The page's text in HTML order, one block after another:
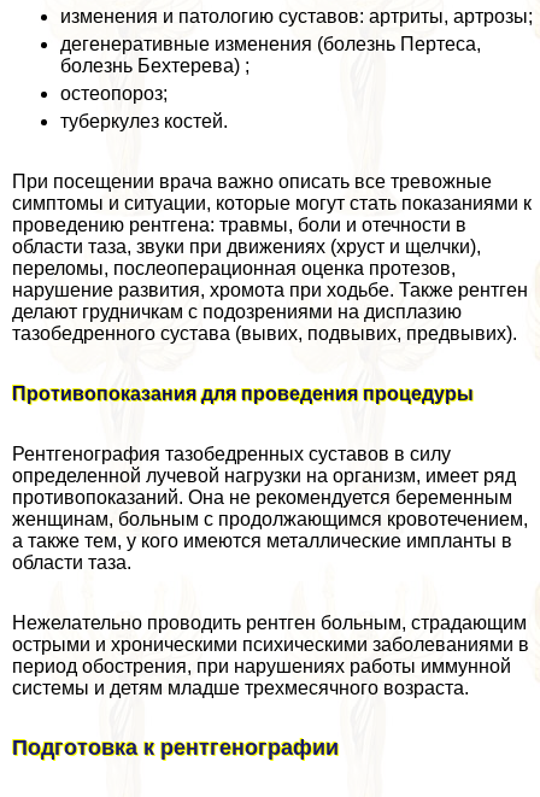
изменения и патологию суставов: артриты, артрозы;
дегенеративные изменения (болезнь Пертеса,
болезнь Бехтерева) ;
остеопороз;
туберкулез костей.
При посещении врача важно описать все тревожные
симптомы и ситуации, которые могут стать показаниями к
проведению рентгена: травмы, боли и отечности в
области таза, звуки при движениях (хруст и щелчки),
переломы, послеоперационная оценка протезов,
нарушение развития, хромота при ходьбе. Также рентген
делают грудничкам с подозрениями на дисплазию
тазобедренного сустава (вывих, подвывих, предвывих).
Противопоказания для проведения процедуры
Рентгенография тазобедренных суставов в силу
определенной лучевой нагрузки на организм, имеет ряд
противопоказаний. Она не рекомендуется беременным
женщинам, больным с продолжающимся кровотечением,
а также тем, у кого имеются металлические импланты в
области таза.
Нежелательно проводить рентген больным, страдающим
острыми и хроническими психическими заболеваниями в
период обострения, при нарушениях работы иммунной
системы и детям младше трехмecячного возраста.
Подготовка к рентгенографии